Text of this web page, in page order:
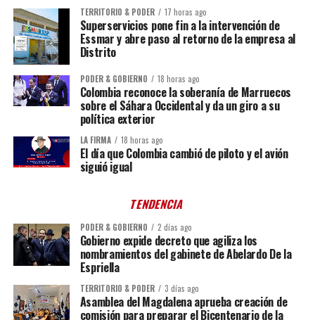
TERRITORIO & PODER 17 horas ago
Superservicios pone fin a la intervención de
Essmar y abre paso al retorno de la empresa al
Distrito
PODER & GOBIERNO 18 horas ago
Colombia reconoce la soberanía de Marruecos
sobre el Sáhara Occidental y da un giro a su
política exterior
LA FIRMA 18 horas ago
El día que Colombia cambió de piloto y el avión
siguió igual
TENDENCIA
PODER & GOBIERNO 2 días ago
Gobierno expide decreto que agiliza los
nombramientos del gabinete de Abelardo De la
Espriella
TERRITORIO & PODER 3 días ago
Asamblea del Magdalena aprueba creación de
comisión para preparar el Bicentenario de la